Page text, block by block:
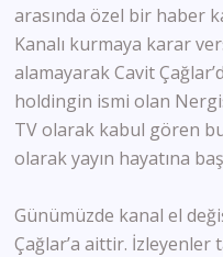
arasında özel bir haber
Kanalı kurmaya karar
alamayarak Cavit
holdingin ismi olan
TV olarak kabul gören
olarak yayın hayatına
Günümüzde kanal el
Çağlar’a aittir. İzleyenler